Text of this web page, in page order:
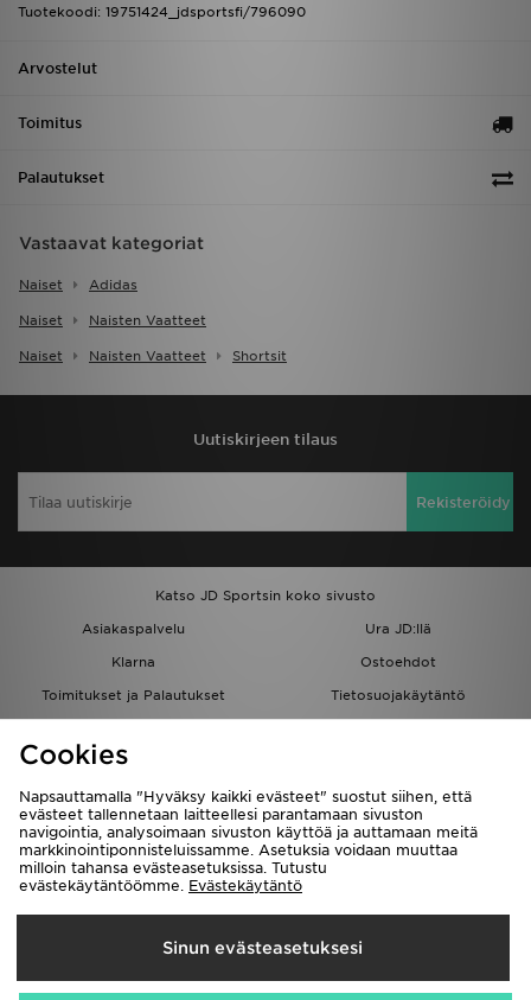
Tuotekoodi: 19751424_jdsportsfi/796090
Arvostelut
Toimitus
Palautukset
Vastaavat kategoriat
Naiset Adidas
Naiset Naisten Vaatteet
Naiset Naisten Vaatteet Shortsit
Uutiskirjeen tilaus
Rekisteröidy
Katso JD Sportsin koko sivusto
Asiakaspalvelu
Ura JD:llä
Klarna
Ostoehdot
Toimitukset ja Palautukset
Tietosuojakäytäntö
Löydä myymälä
Kumppanuusohjelma
JD Blog
Toimitetaan
Suomi
Cookies
Napsauttamalla "Hyväksy kaikki evästeet" suostut siihen, että
evästeet tallennetaan laitteellesi parantamaan sivuston
navigointia, analysoimaan sivuston käyttöä ja auttamaan meitä
markkinointiponnisteluissamme. Asetuksia voidaan muuttaa
milloin tahansa evästeasetuksissa. Tutustu
evästekäytäntöömme. Evästekäytäntö
Sinun evästeasetuksesi